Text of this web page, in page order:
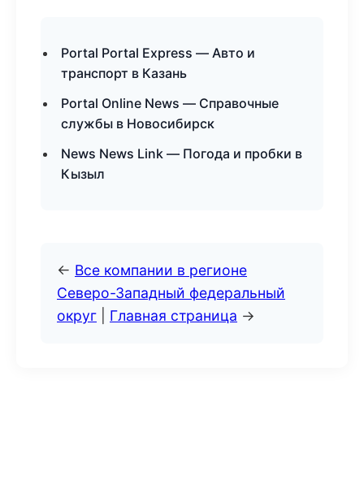
Portal Portal Express — Авто и
транспорт в Казань
Portal Online News — Справочные
службы в Новосибирск
News News Link — Погода и пробки в
Кызыл
← Все компании в регионе
Северо-Западный федеральный
округ
Главная страница →